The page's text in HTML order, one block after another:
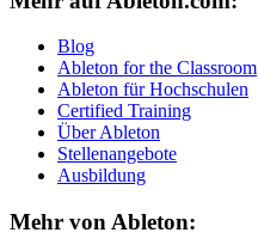
Blog
Ableton for the Classroom
Ableton für Hochschulen
Certified Training
Über Ableton
Stellenangebote
Ausbildung
Mehr von Ableton: